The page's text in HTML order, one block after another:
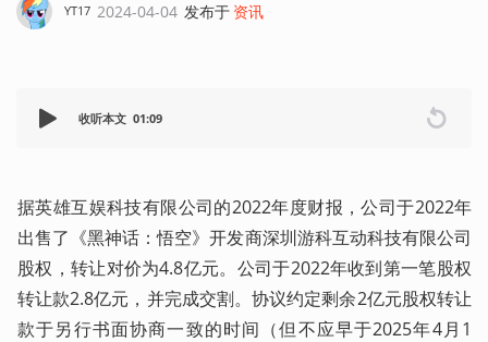
YT17 2024-04-04 发布于 资讯
收听本文 01:09
据英雄互娱科技有限公司的2022年度财报，公司于2022年
出售了《黑神话：悟空》开发商深圳游科互动科技有限公司
股权，转让对价为4.8亿元。公司于2022年收到第一笔股权
转让款2.8亿元，并完成交割。协议约定剩余2亿元股权转让
款于另行书面协商一致的时间（但不应早于2025年4月1